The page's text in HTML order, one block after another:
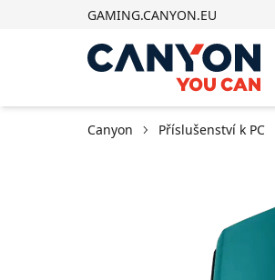
GAMING.CANYON.EU
Canyon Příslušenství k PC